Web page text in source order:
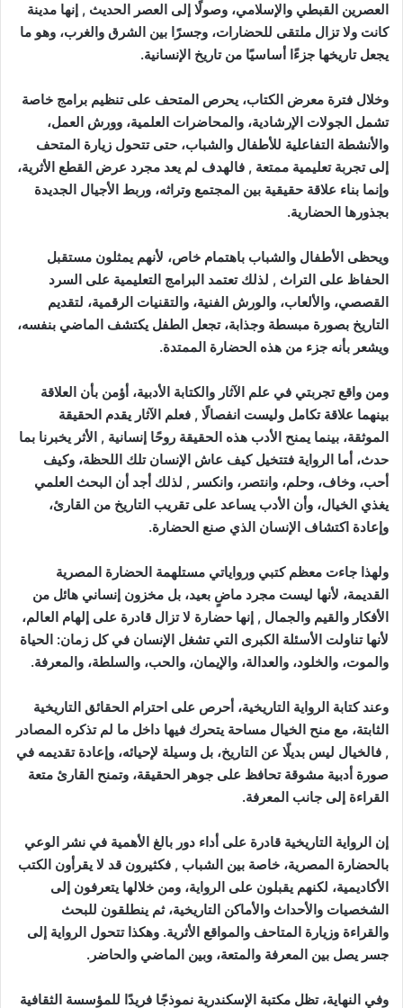
العصرين القبطي والإسلامي، وصولًا إلى العصر الحديث , إنها مدينة
كانت ولا تزال ملتقى للحضارات، وجسرًا بين الشرق والغرب، وهو ما
يجعل تاريخها جزءًا أساسيًا من تاريخ الإنسانية.
وخلال فترة معرض الكتاب، يحرص المتحف على تنظيم برامج خاصة
تشمل الجولات الإرشادية، والمحاضرات العلمية، وورش العمل،
والأنشطة التفاعلية للأطفال والشباب، حتى تتحول زيارة المتحف
إلى تجربة تعليمية ممتعة , فالهدف لم يعد مجرد عرض القطع الأثرية،
وإنما بناء علاقة حقيقية بين المجتمع وتراثه، وربط الأجيال الجديدة
بجذورها الحضارية.
ويحظى الأطفال والشباب باهتمام خاص، لأنهم يمثلون مستقبل
الحفاظ على التراث , لذلك تعتمد البرامج التعليمية على السرد
القصصي، والألعاب، والورش الفنية، والتقنيات الرقمية، لتقديم
التاريخ بصورة مبسطة وجذابة، تجعل الطفل يكتشف الماضي بنفسه،
ويشعر بأنه جزء من هذه الحضارة الممتدة.
ومن واقع تجربتي في علم الآثار والكتابة الأدبية، أؤمن بأن العلاقة
بينهما علاقة تكامل وليست انفصالًا , فعلم الآثار يقدم الحقيقة
الموثقة، بينما يمنح الأدب هذه الحقيقة روحًا إنسانية , الأثر يخبرنا بما
حدث، أما الرواية فتتخيل كيف عاش الإنسان تلك اللحظة، وكيف
أحب، وخاف، وحلم، وانتصر، وانكسر , لذلك أجد أن البحث العلمي
يغذي الخيال، وأن الأدب يساعد على تقريب التاريخ من القارئ،
وإعادة اكتشاف الإنسان الذي صنع الحضارة.
ولهذا جاءت معظم كتبي ورواياتي مستلهمة الحضارة المصرية
القديمة، لأنها ليست مجرد ماضٍ بعيد، بل مخزون إنساني هائل من
الأفكار والقيم والجمال , إنها حضارة لا تزال قادرة على إلهام العالم،
لأنها تناولت الأسئلة الكبرى التي تشغل الإنسان في كل زمان: الحياة
والموت، والخلود، والعدالة، والإيمان، والحب، والسلطة، والمعرفة.
وعند كتابة الرواية التاريخية، أحرص على احترام الحقائق التاريخية
الثابتة، مع منح الخيال مساحة يتحرك فيها داخل ما لم تذكره المصادر
, فالخيال ليس بديلًا عن التاريخ، بل وسيلة لإحيائه، وإعادة تقديمه في
صورة أدبية مشوقة تحافظ على جوهر الحقيقة، وتمنح القارئ متعة
القراءة إلى جانب المعرفة.
إن الرواية التاريخية قادرة على أداء دور بالغ الأهمية في نشر الوعي
بالحضارة المصرية، خاصة بين الشباب , فكثيرون قد لا يقرأون الكتب
الأكاديمية، لكنهم يقبلون على الرواية، ومن خلالها يتعرفون إلى
الشخصيات والأحداث والأماكن التاريخية، ثم ينطلقون للبحث
والقراءة وزيارة المتاحف والمواقع الأثرية. وهكذا تتحول الرواية إلى
جسر يصل بين المعرفة والمتعة، وبين الماضي والحاضر.
وفي النهاية، تظل مكتبة الإسكندرية نموذجًا فريدًا للمؤسسة الثقافية